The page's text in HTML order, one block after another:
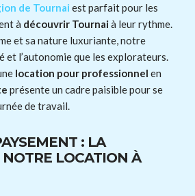
de Tournai est parfait pour les
à découvrir Tournaià leur rythme.
et sa nature luxuriante, notre
l’autonomie que les explorateurs.
location pour professionnel en
présente un cadre paisible pour se
de travail.
: LA
LOCATION À